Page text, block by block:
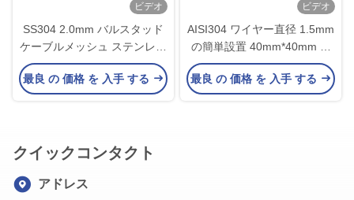
ビデオ
SS304 2.0mm バルスタッド
ケーブルメッシュ ステンレス
スチールフェルールロープメ
ッシュ
最良 の 価格 を 入手 する
ビデオ
AISI304 ワイヤー直径 1.5mm
の簡単設置 40mm*40mm ロ
ープネットフェンス
最良 の 価格 を 入手 する
クイックコンタクト
アドレス